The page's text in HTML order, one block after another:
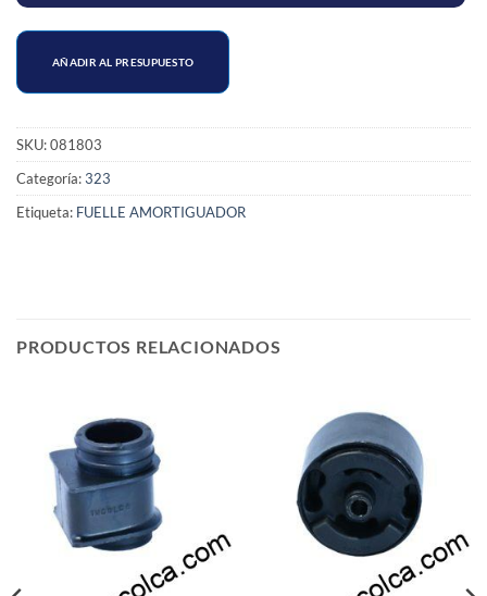
AÑADIR AL PRESUPUESTO
SKU:081803
Categoría:323
Etiqueta: FUELLE AMORTIGUADOR
PRODUCTOS RELACIONADOS